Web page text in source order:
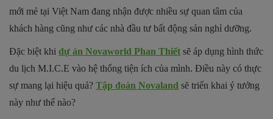
mới mẻ tại Việt Nam đang nhận được nhiều sự quan tâm của
khách hàng cũng như các nhà đầu tư bất động sản nghỉ dưỡng.
Đặc biệt khi dự án Novaworld Phan Thiết sẽ áp dụng hình thức
du lịch M.I.C.E vào hệ thống tiện ích của mình. Điều này có thực
sự mang lại hiệu quả? Tập đoàn Novaland sẽ triển khai ý tưởng
này như thế nào?